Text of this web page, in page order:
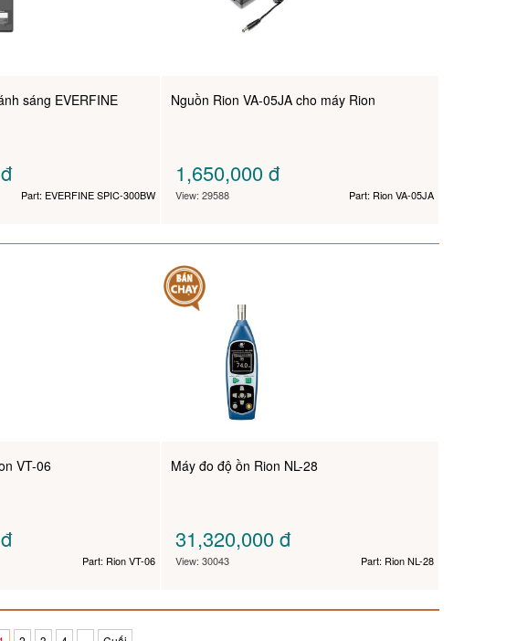
sáng EVERFINE
đ
Part: EVERFINE SPIC-300BW
Nguồn Rion VA-05JA cho máy Rion
1,650,000đ
View: 29588 Part: Rion VA-05JA
VT-06
đ
Part: Rion VT-06
Máy đo độ ồn Rion NL-28
31,320,000đ
View: 30043 Part: Rion NL-28